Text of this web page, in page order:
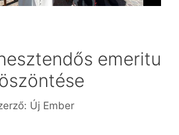
emeritu
Új Ember